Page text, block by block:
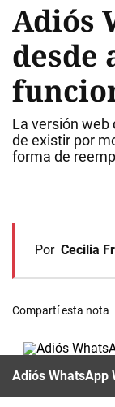
Adiós
desde
La versión web
de existir por
forma de
Por Cecilia
Compartí esta nota
Adiós WhatsApp